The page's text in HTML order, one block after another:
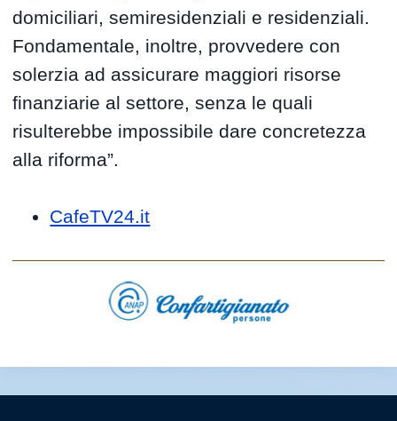
domiciliari, semiresidenziali e residenziali.
Fondamentale, inoltre, provvedere con
solerzia ad assicurare maggiori risorse
finanziarie al settore, senza le quali
risulterebbe impossibile dare concretezza
alla riforma”.
CafeTV24.it